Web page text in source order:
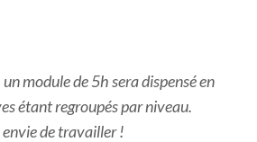
module de 5h sera dispensé en
étant regroupés par niveau.
envie de travailler !